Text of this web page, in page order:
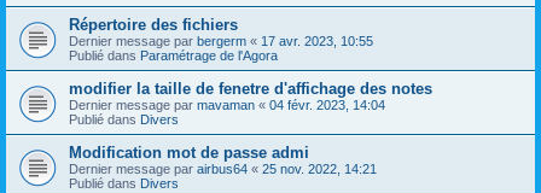
Répertoire des fichiers
Dernier message par bergerm « 17 avr. 2023, 10:55
Publié dans Paramétrage de l'Agora
modifier la taille de fenetre d'affichage des notes
Dernier message par mavaman « 04 févr. 2023, 14:04
Publié dans Divers
Modification mot de passe admi
Dernier message par airbus64 « 25 nov. 2022, 14:21
Publié dans Divers